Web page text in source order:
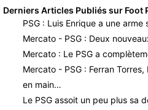
Derniers Articles Publiés sur Foot
PSG : Luis Enrique a une
Mercato - PSG : Deux
Mercato : Le PSG a
Mercato - PSG : Ferran
en main…
Le PSG assoit un peu plus sa